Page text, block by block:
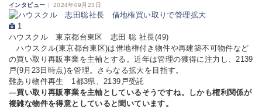
インタビュー | 2024年09月23日
1
ハウスクル 東京都台東区 志田 聡 社長(49)
ハウスクル(東京都台東区)は借地権付き物件や再建築不可物件など
の買い取り再販事業を主軸とする。近年は管理の獲得に注力し、2139
戸(9月23日時点)を管理。さらなる拡大を目指す。
難あり物件再生 1都3県、2139戸受託
―買い取り再販事業を主軸としているそうですね。しかも権利関係が
複雑な物件を得意としていると聞いています。